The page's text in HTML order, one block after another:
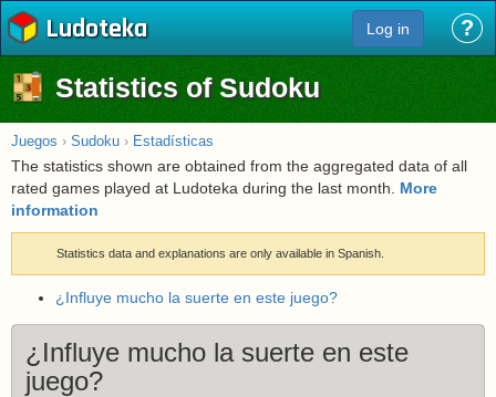
Ludoteka Log in ?
Statistics of Sudoku
Juegos › Sudoku › Estadísticas
The statistics shown are obtained from the aggregated data of all
rated games played at Ludoteka during the last month. More
information
Statistics data and explanations are only available in Spanish.
¿Influye mucho la suerte en este juego?
¿Influye mucho la suerte en este
juego?